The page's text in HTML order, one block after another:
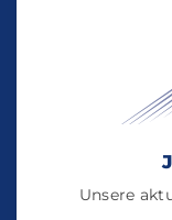
Unsere